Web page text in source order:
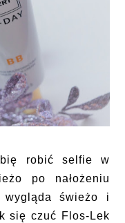
robić selfie w
po nałożeniu
wygląda świeżo i
się czuć Flos-Lek